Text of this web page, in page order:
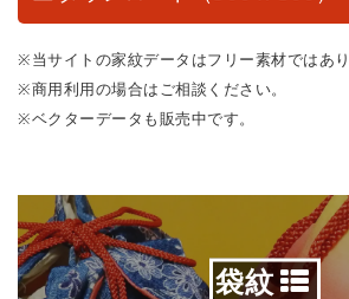
※当サイトの家紋データはフリー素材ではあり
※商用利用の場合はご相談ください。
※ベクターデータも販売中です。
袋紋